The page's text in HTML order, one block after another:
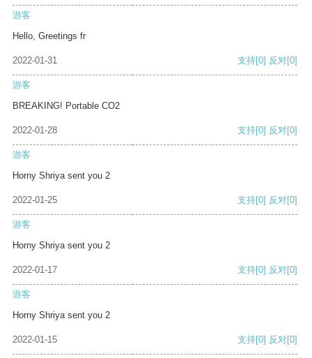
游客
Hello, Greetings fr
2022-01-31 支持[0] 反对[0]
游客
BREAKING! Portable CO2
2022-01-28 支持[0] 反对[0]
游客
Horny Shriya sent you 2
2022-01-25 支持[0] 反对[0]
游客
Horny Shriya sent you 2
2022-01-17 支持[0] 反对[0]
游客
Horny Shriya sent you 2
2022-01-15 支持[0] 反对[0]